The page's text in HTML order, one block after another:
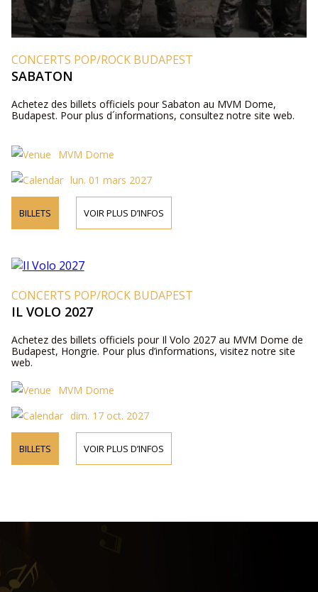
CONCERTS POP/ROCK BUDAPEST
SABATON
Achetez des billets officiels pour Sabaton au MVM Dome,
Budapest. Pour plus d´informations, consultez notre site web.
MVM Dome
lun. 01 mars 2027
BILLETS VOIR PLUS D’INFOS
CONCERTS POP/ROCK BUDAPEST
IL VOLO 2027
Achetez des billets officiels pour Il Volo 2027 au MVM Dome de
Budapest, Hongrie. Pour plus d’informations, visitez notre site
web.
MVM Dome
dim. 17 oct. 2027
BILLETS VOIR PLUS D’INFOS